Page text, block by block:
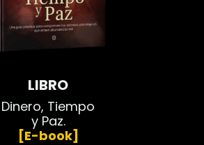
LIBRO
Dinero, Tiempo
y Paz.
[E-book]